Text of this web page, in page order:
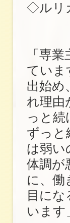
◇ルリ
「専
ていま
出始め
れ理由
っと
ずっと
は弱い
体調が
に、働
目に
います